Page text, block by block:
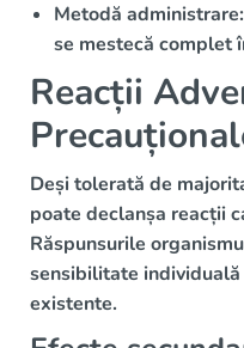
Metodă administrare:
se mestecă complet
Reacții
Deși tolerată de
poate declanșa reacții
Răspunsurile
sensibilitate
existente.